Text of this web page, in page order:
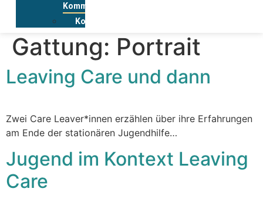
Kommunen
Kontakt
Gattung: Portrait
Leaving Care und dann
Zwei Care Leaver*innen erzählen über ihre Erfahrungen
am Ende der stationären Jugendhilfe…
Jugend im Kontext Leaving
Care